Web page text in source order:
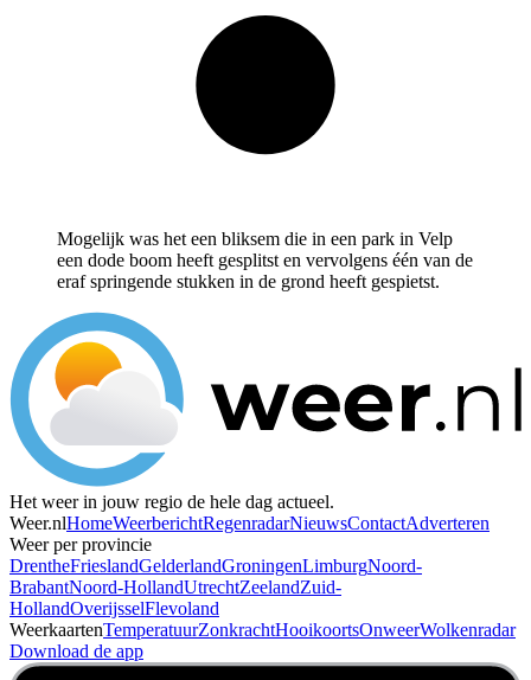
Mogelijk was het een bliksem die in een park in Velp
een dode boom heeft gesplitst en vervolgens één van de
eraf springende stukken in de grond heeft gespietst.
Het weer in jouw regio de hele dag actueel.
Weer.nlHomeWeerberichtRegenradarNieuwsContactAdverteren
Weer per provincie
DrentheFrieslandGelderlandGroningenLimburgNoord-
BrabantNoord-HollandUtrechtZeelandZuid-
HollandOverijsselFlevoland
WeerkaartenTemperatuurZonkrachtHooikoortsOnweerWolkenradar
Download de app